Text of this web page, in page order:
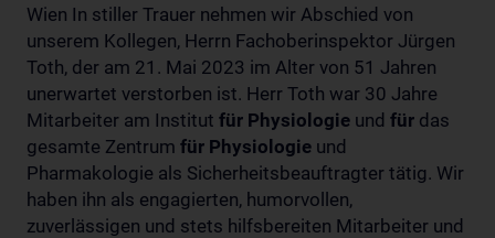
Wien In stiller Trauer nehmen wir Abschied von
unserem Kollegen, Herrn Fachoberinspektor Jürgen
Toth, der am 21. Mai 2023 im Alter von 51 Jahren
unerwartet verstorben ist. Herr Toth war 30 Jahre
Mitarbeiter am Institut für Physiologie und für das
gesamte Zentrum für Physiologie und
Pharmakologie als Sicherheitsbeauftragter tätig. Wir
haben ihn als engagierten, humorvollen,
zuverlässigen und stets hilfsbereiten Mitarbeiter und